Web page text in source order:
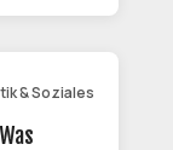
& Soziales